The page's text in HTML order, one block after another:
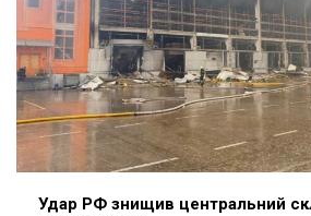
Удар РФ знищив центральний